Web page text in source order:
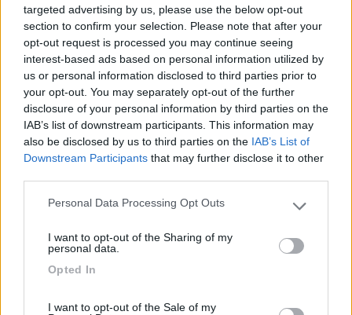
targeted advertising by us, please use the below opt-out
section to confirm your selection. Please note that after your
opt-out request is processed you may continue seeing
interest-based ads based on personal information utilized by
us or personal information disclosed to third parties prior to
your opt-out. You may separately opt-out of the further
disclosure of your personal information by third parties on the
IAB’s list of downstream participants. This information may
also be disclosed by us to third parties on the IAB’s List of
Downstream Participants that may further disclose it to other
Please note that this website/app uses one or more Google
not limited to your visit or usage behaviour. You may click to
grant or deny consent to Google and its third-party tags to
use your data for below specified purposes in below Google
Personal Data Processing Opt Outs
I want to opt-out of the Sharing of my
personal data.
Opted In
I want to opt-out of the Sale of my
Campeggio
Andenes camping
8 1
Servizi / Posizione
Andenes - 342.1km
Norge Bleiksv 31 Andenes